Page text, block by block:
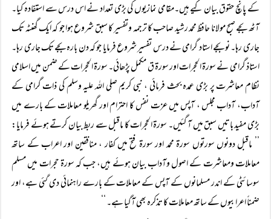
کے پانچ حقوق بیان کیے ہیں۔مقامی نمازیوں کی بڑی تعداد نے اس درس سے استفادہ کیا۔
آٹھ بجے صبح مولانا حافظ محمد رشید صاحب کا ترجمہ وتفسیر کا سبق شروع ہوا جو کہ ایک گھنٹہ تک
جاری رہا۔ نو بجے استاد گرامی نے درس تفسیر شروع فرمایا جو کہ دن بارہ بجے تک جاری رہا۔
استاذ گرامی نے سورۃ الحجرات اور سورۃ ق مکمل پڑھائی۔ سورۃ الحجرات کے ضمن میں اسلامی
نظام معاشرت پر بڑی عمدہ بحث فرمائی ، نبی کریم صلی اللہ علیہ وسلم کی ذات گرامی کے
آداب، آداب مجلس ، آپس میں عزت نفس کا احترام اور گھریلو معاملات کے بارے میں
بڑی مفید باتیں سبق میں آ گئیں۔ سورۃ الحجرات کا ماقبل سے ربط بیان کرتے ہوئے فرمایا:
’’ ماقبل دونوں سورتوں سورۃ محمد اور سورۃ فتح میں کفار ، منافقین اور اعراب کے ساتھ
معاملات ومعاشرت کے اصول وآداب بیان ہوئے ہیں، جب کہ سورۃ حجرات میں مسلم
سوسائٹی کے اندر مسلمانوں کے آپس کے معاملات کے بارے راہنمائی دی گئی ہے، اور
ضمناً اعرابیوں کے ساتھ معاملات کا تذکرہ بھی آگیا ہے۔ ‘‘